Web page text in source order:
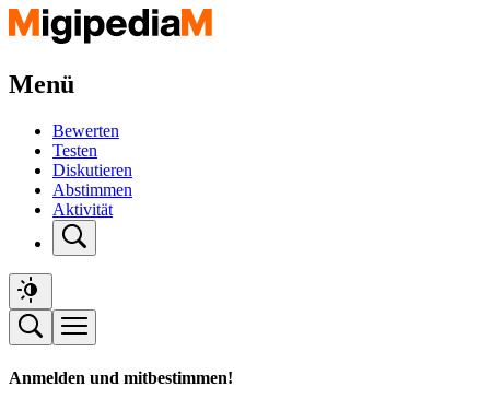
Menü
Bewerten
Testen
Diskutieren
Abstimmen
Aktivität
Anmelden und mitbestimmen!